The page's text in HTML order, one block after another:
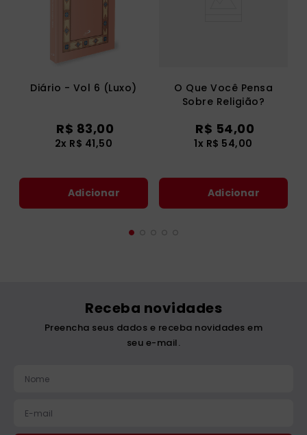
Diário - Vol 6 (Luxo)
R$ 83,00
2x R$ 41,50
Adicionar
O Que Você Pensa
Sobre Religião?
R$ 54,00
1x R$ 54,00
Adicionar
Receba novidades
Preencha seus dados e receba novidades em
seu e-mail.